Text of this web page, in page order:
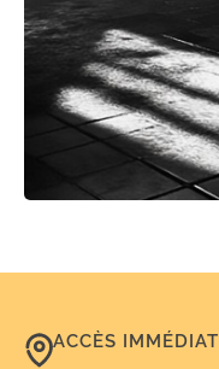
ACCÈS IMMÉDIAT